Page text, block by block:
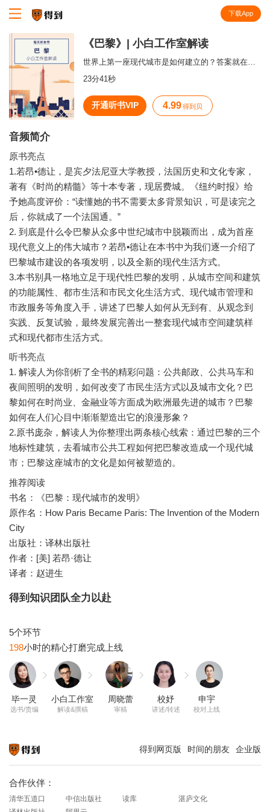
下载App
《巴黎》| 小白工作室解读
世界上第一座现代城市是如何建立的？答案就在巴黎。
23分41秒
开通听书VIP 4.99 得到贝
音频简介
原书亮点
1.若昂•德让，是宾夕法尼亚大学教授，法国历史和文化专家，
著有《时尚的精髓》等十本专著，现居费城。《纽约时报》给
予她高度评价：“读懂她的书不需要太多背景知识，可是读完之
后，你就成了一个法国通。”
2. 到底是什么令巴黎从众多中世纪城市中脱颖而出，成为首座
现代意义上的伟大城市？若昂•德让在本书中为我们逐一介绍了
巴黎城市建设的各项发明，以及全新的现代生活方式。
3.本书别具一格地立足于现代性巴黎的发明，从城市空间和建筑
的功能属性、都市生活和市民文化生活方式、现代城市管理和
市政服务等角度入手，讲述了巴黎人如何从无到有、从观念到
实践、反复试验，最终发展完善出一整套现代城市空间建筑样
听书亮点
1. 解读人为你剖析了全书的精彩问题：公共邮政、公共马车和
夜间照明的发明，如何改变了市民生活方式以及城市文化？巴
黎如何在时尚业、金融业等方面成为欧洲最先进的城市？巴黎
如何在人们心目中渐渐塑造出它的浪漫形象？
2.原书庞杂，解读人为你整理出两条核心线索：通过巴黎的三个
地标性建筑，去看城市公共工程如何把巴黎改造成一个现代城
推荐阅读
书名：《巴黎：现代城市的发明》
原作名：How Paris Became Paris: The Invention of the Modern
City
出版社：译林出版社
作者：[美] 若昂·德让
译者：赵进生
得到知识团队全力以赴
198
毕一灵
选书/责编
小白工作室
解读&撰稿
周晓蕾
审稿
校妤
讲述/转述
申宇
校对上线
得到网页版 时间的朋友 企业版
合作伙伴：
清华五道口 中信出版社 读库
湛庐文化